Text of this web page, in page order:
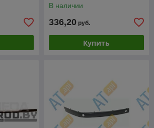
В наличии
336,20 руб.
Купить